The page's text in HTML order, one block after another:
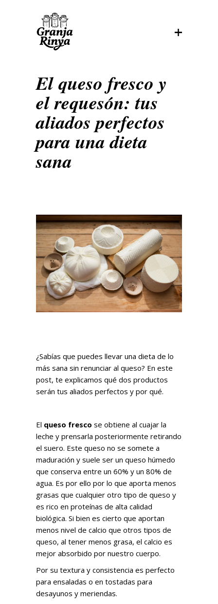
El queso fresco y
el requesón: tus
aliados perfectos
para una dieta
sana
¿Sabías que puedes llevar una dieta de lo
más sana sin renunciar al queso? En este
post, te explicamos qué dos productos
serán tus aliados perfectos y por qué.
El queso fresco se obtiene al cuajar la
leche y prensarla posteriormente retirando
el suero. Este queso no se somete a
maduración y suele ser un queso húmedo
que conserva entre un 60% y un 80% de
agua. Es por ello por lo que aporta menos
grasas que cualquier otro tipo de queso y
es rico en proteínas de alta calidad
biológica. Si bien es cierto que aportan
menos nivel de calcio que otros tipos de
queso, al tener menos grasa, el calcio es
mejor absorbido por nuestro cuerpo.
Por su textura y consistencia es perfecto
para ensaladas o en tostadas para
desayunos y meriendas.